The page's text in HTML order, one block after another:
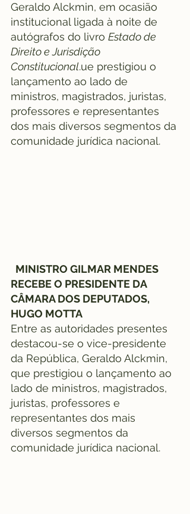
Geraldo Alckmin, em ocasião
institucional ligada à noite de
autógrafos do livro Estado de
Direito e Jurisdição
Constitucional.ue prestigiou o
lançamento ao lado de
ministros, magistrados, juristas,
professores e representantes
dos mais diversos segmentos da
comunidade jurídica nacional.
MINISTRO GILMAR MENDES
RECEBE O PRESIDENTE DA
CÂMARA DOS DEPUTADOS,
HUGO MOTTA
Entre as autoridades presentes
destacou-se o vice-presidente
da República, Geraldo Alckmin,
que prestigiou o lançamento ao
lado de ministros, magistrados,
juristas, professores e
representantes dos mais
diversos segmentos da
comunidade jurídica nacional.